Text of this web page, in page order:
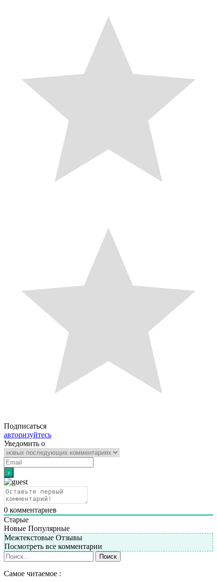
Подписаться
авторизуйтесь
Уведомить о
0 комментариев
Старые
Новые Популярные
Межтекстовые Отзывы
Посмотреть все комментарии
Самое читаемое :